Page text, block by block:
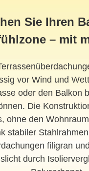
Sie Ihren
– mit
vor Wind und
oder den Balkon
Die
ohne den
stabiler
filigran
durch